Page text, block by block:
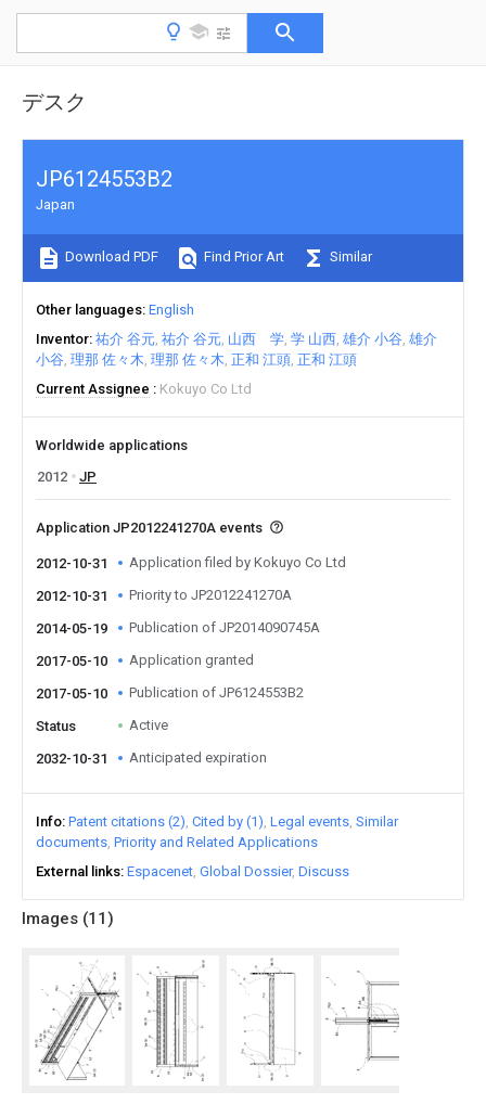
デスク
Images (11)
JP6124553B2
Japan
Download PDF Find Prior Art Similar
Other languages English
Inventor 祐介 谷元 祐介 谷元 山西 学 学 山西 雄介 小谷 雄介
小谷 理那 佐々木 理那 佐々木 正和 江頭 正和 江頭
Current Assignee
Kokuyo Co Ltd
Worldwide applications
2012
JP
Application JP2012241270A events
2012-10-31 Application filed by Kokuyo Co Ltd
2012-10-31 Priority to JP2012241270A
2014-05-19 Publication of JP2014090745A
2017-05-10 Application granted
2017-05-10 Publication of JP6124553B2
Status Active
2032-10-31 Anticipated expiration
Info Patent citations (2) Cited by (1) Legal events Similar
documents Priority and Related Applications
External links Espacenet Global Dossier Discuss